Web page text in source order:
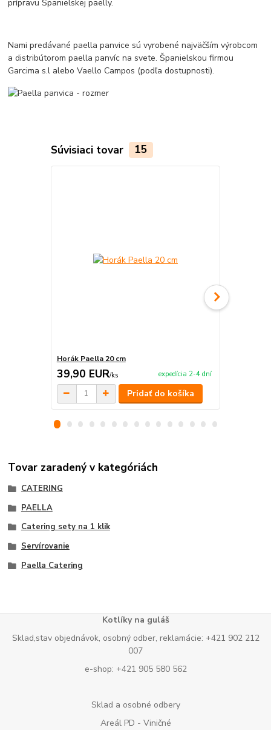
prípravu Španielskej paelly.
Nami predávané paella panvice sú vyrobené najväčším výrobcom
a distribútorom paella panvíc na svete. Španielskou firmou
Garcima s.l alebo Vaello Campos (podľa dostupnosti).
Súvisiaci tovar 15
Horák Paella 20 cm
39,90 EUR/ks expedícia 2-4 dní
Pridať do košíka
Tovar zaradený v kategóriách
CATERING
PAELLA
Catering sety na 1 klik
Servírovanie
Paella Catering
Kotlíky na guláš
Sklad,stav objednávok, osobný odber, reklamácie: +421 902 212
007
e-shop: +421 905 580 562
Sklad a osobné odbery
Areál PD - Viničné